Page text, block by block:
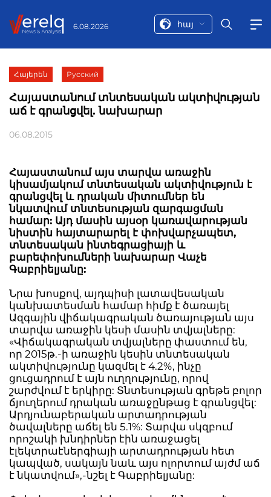
6.08.2026 հայ
Հայերեն Русский
Հայաստանում տնտեսական ակտիվության
աճ է գրանցվել. նախարար
06.08.2015
Հայաստանում այս տարվա առաջին
կիսամյակում տնտեսական ակտիվություն է
գրանցվել և դրական միտումներ են
նկատվում տնտեսության զարգացման
համար: Այդ մասին այսօր կառավարության
նիստին հայտարարել է փոխվարչապետ,
տնտեսական ինտեգրացիայի և
բարեփոխումների նախարար Վաչե
Գաբրիելյանը:
Նրա խոսքով, այդպիսի լատավեսական
կանխատեսման համար հիմք է ծառայել
Ազգային վիճակագրական ծառայության այս
տարվա առաջին կեսի մասին տվյալները:
«Վիճակագրական տվյալները փաստում են,
որ 2015թ.-ի առաջին կեսին տնտեսական
ակտիվությունը կազմել է 4.2%, ինչը
ցուցադրում է այն ուղղությունը, որով
շարժվում է երկիրը: Տնտեսության գրեթե բոլոր
ճյուղերում դրական առաջընթաց է գրանցվել:
Արդյունաբերական արտադրության
ծավալները աճել են 5.1%: Տարվա սկզբում
որոշակի խնդիրներ էին առաջացել
էլեկտրաէներգիայի արտադրության հետ
կապված, սակայն նաև այս ոլորտում այժմ աճ
է նկատվում»,-նշել է Գաբրիելյանը: